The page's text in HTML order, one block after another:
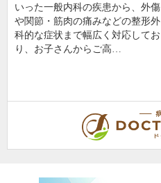
いった一般内科の疾患から、外傷
や関節・筋肉の痛みなどの整形外
科的な症状まで幅広く対応してお
り、お子さんからご高…